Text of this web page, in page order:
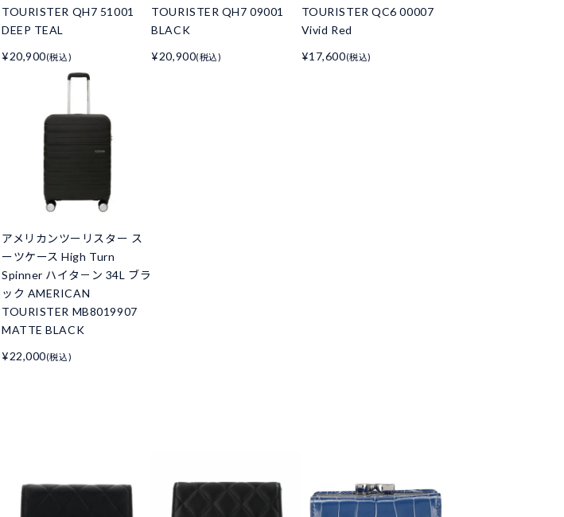
TOURISTER QH7 51001
DEEP TEAL
¥20,900(税込)
TOURISTER QH7 09001
BLACK
¥20,900(税込)
TOURISTER QC6 00007
Vivid Red
¥17,600(税込)
アメリカンツーリスター ス
ーツケース High Turn
Spinner ハイタ－ン 34L ブラ
ック AMERICAN
TOURISTER MB8019907
MATTE BLACK
¥22,000(税込)